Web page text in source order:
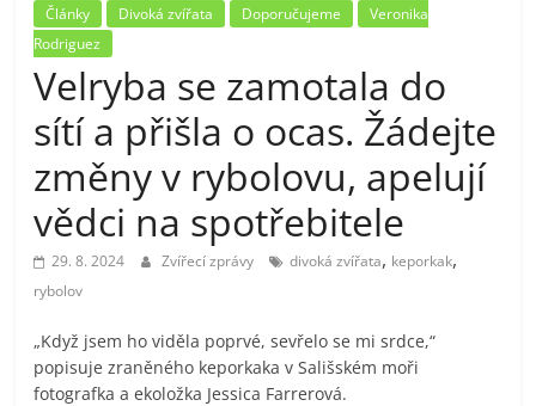
Články Divoká zvířata Doporučujeme
Veronika
Rodriguez
Velryba se zamotala do
sítí a přišla o ocas. Žádejte
změny v rybolovu, apelují
vědci na spotřebitele
29. 8. 2024 Zvířecí zprávy divoká zvířata, keporkak,
rybolov
„Když jsem ho viděla poprvé, sevřelo se mi srdce,“
popisuje zraněného keporkaka v Sališském moři
fotografka a ekoložka Jessica Farrerová.